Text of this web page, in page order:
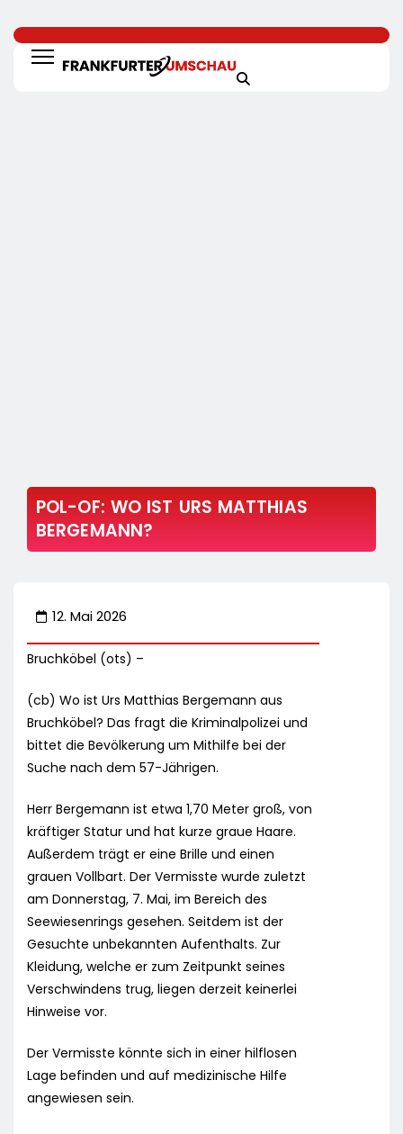
POL-OF: WO IST URS MATTHIAS
BERGEMANN?
12. Mai 2026
Bruchköbel (ots) –
(cb) Wo ist Urs Matthias Bergemann aus
Bruchköbel? Das fragt die Kriminalpolizei und
bittet die Bevölkerung um Mithilfe bei der
Suche nach dem 57-Jährigen.
Herr Bergemann ist etwa 1,70 Meter groß, von
kräftiger Statur und hat kurze graue Haare.
Außerdem trägt er eine Brille und einen
grauen Vollbart. Der Vermisste wurde zuletzt
am Donnerstag, 7. Mai, im Bereich des
Seewiesenrings gesehen. Seitdem ist der
Gesuchte unbekannten Aufenthalts. Zur
Kleidung, welche er zum Zeitpunkt seines
Verschwindens trug, liegen derzeit keinerlei
Hinweise vor.
Der Vermisste könnte sich in einer hilflosen
Lage befinden und auf medizinische Hilfe
angewiesen sein.